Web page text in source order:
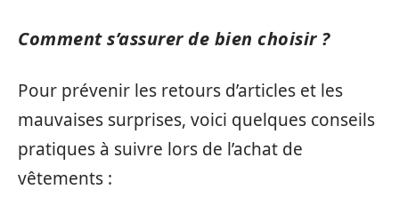
Comment s’assurer de bien choisir ?
Pour prévenir les retours d’articles et les
mauvaises surprises, voici quelques conseils
pratiques à suivre lors de l’achat de
vêtements :